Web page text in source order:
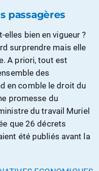
passagères
bien en vigueur ?
surprendre mais elle
A priori, tout est
des
en comble le droit du
promesse du
du travail Muriel
que 26 décrets
été publiés avant la